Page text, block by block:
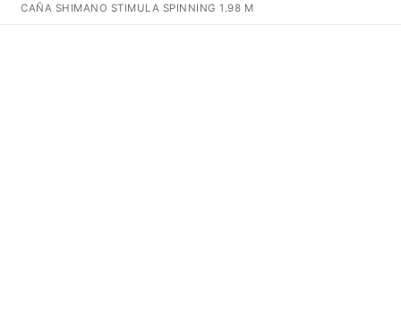
CAÑA SHIMANO STIMULA SPINNING 1.98 M